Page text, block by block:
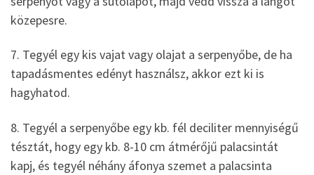
közepesre.
7. Tegyél egy kis vajat vagy olajat a serpenyőbe, de ha
tapadásmentes edényt használsz, akkor ezt ki is
hagyhatod.
8. Tegyél a serpenyőbe egy kb. fél deciliter mennyiségű
tésztát, hogy egy kb. 8-10 cm átmérőjű palacsintát
kapj, és tegyél néhány áfonya szemet a palacsinta